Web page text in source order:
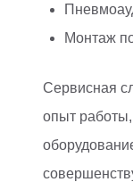
Монтаж
Сервисная
опыт